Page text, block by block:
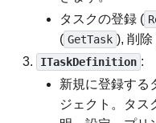
タスクの登録 (
( GetTask ), 削除
ITaskDefinition :
新規に登録する
ジェクト。タス